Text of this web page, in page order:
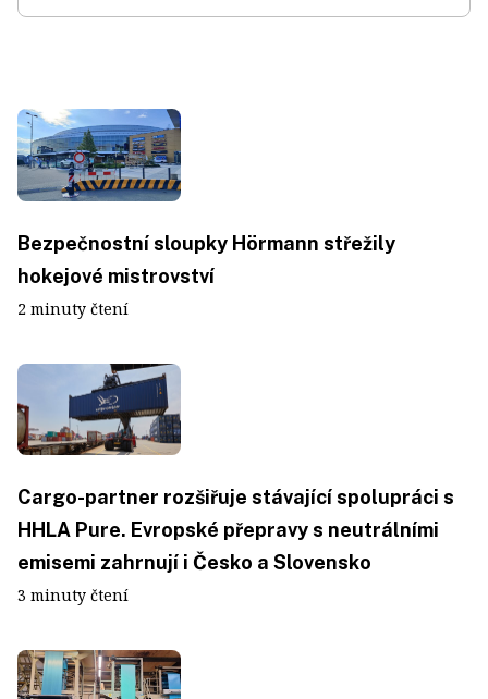
Bezpečnostní sloupky Hörmann střežily
hokejové mistrovství
2 minuty čtení
Cargo-partner rozšiřuje stávající spolupráci s
HHLA Pure. Evropské přepravy s neutrálními
emisemi zahrnují i Česko a Slovensko
3 minuty čtení